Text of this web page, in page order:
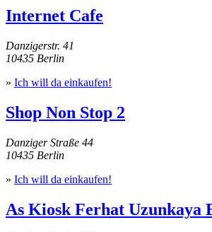
Internet Cafe
Danzigerstr. 41
10435 Berlin
» Ich will da einkaufen!
Shop Non Stop 2
Danziger Straße 44
10435 Berlin
» Ich will da einkaufen!
As Kiosk Ferhat Uzunkaya